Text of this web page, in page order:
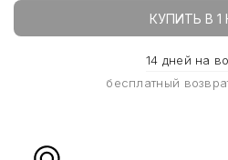
КУПИТЬ В 1
14 дней на
бесплатный